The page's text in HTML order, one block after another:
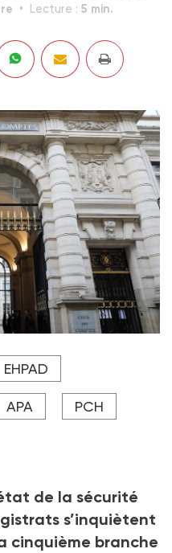
Lecture : 5 min.
pourrait se
2028 selon les
EHPAD
APA PCH
de la sécurité
s’inquiètent
cinquième branche